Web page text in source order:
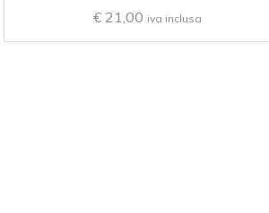
€21,00 iva inclusa